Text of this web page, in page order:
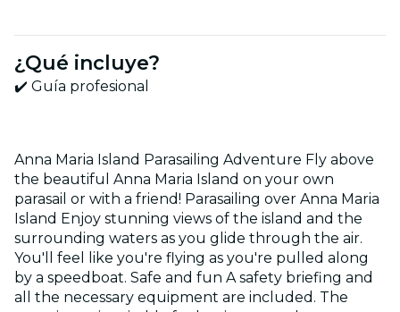
¿Qué incluye?
✔️ Guía profesional
Anna Maria Island Parasailing Adventure Fly above
the beautiful Anna Maria Island on your own
parasail or with a friend! Parasailing over Anna Maria
Island Enjoy stunning views of the island and the
surrounding waters as you glide through the air.
You'll feel like you're flying as you're pulled along
by a speedboat. Safe and fun A safety briefing and
all the necessary equipment are included. The